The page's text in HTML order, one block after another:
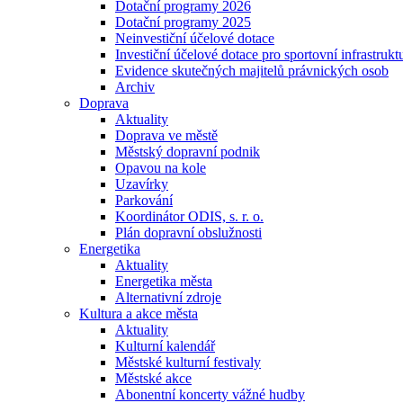
Dotační programy 2026
Dotační programy 2025
Neinvestiční účelové dotace
Investiční účelové dotace pro sportovní
Evidence skutečných majitelů právnických osob
Archiv
Doprava
Aktuality
Doprava ve městě
Městský dopravní podnik
Opavou na kole
Uzavírky
Parkování
Koordinátor ODIS, s. r. o.
Plán dopravní obslužnosti
Energetika
Aktuality
Energetika města
Alternativní zdroje
Kultura a akce města
Aktuality
Kulturní kalendář
Městské kulturní festivaly
Městské akce
Abonentní koncerty vážné hudby